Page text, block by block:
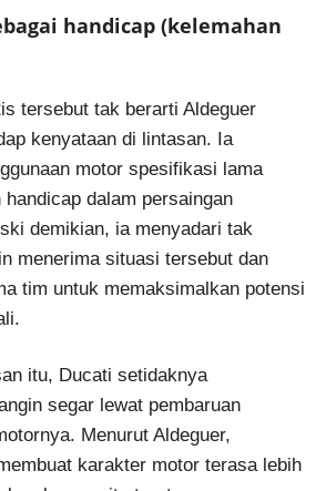
handicap (kelemahan
tersebut tak berarti Aldeguer
kenyataan di lintasan. Ia
motor spesifikasi lama
dalam persaingan
demikian, ia menyadari tak
menerima situasi tersebut dan
tim untuk memaksimalkan potensi
itu, Ducati setidaknya
segar lewat pembaruan
Menurut Aldeguer,
karakter motor terasa lebih